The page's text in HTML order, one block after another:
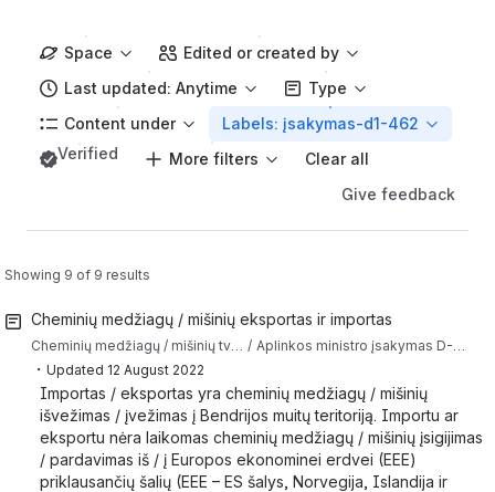
Space
Edited or created by
Last updated: Anytime
Type
Content under
Labels: įsakymas-d1-462
Verified
More filters
Clear all
Give feedback
Showing 9 of 9 results
Cheminių medžiagų / mišinių eksportas ir importas
Cheminių medžiagų / mišinių tvarkymo klausimai Aplinkos ministro įsakymas D-146 (Tvarkos aprašas) pagal kurį reikia teikti duomenis ir informaciją apie chemines medžiagas ir cheminius mišinius į IS AIVIKS
・ Updated 12 August 2022
Importas / eksportas yra cheminių medžiagų / mišinių
išvežimas / įvežimas į Bendrijos muitų teritoriją. Importu ar
eksportu nėra laikomas cheminių medžiagų / mišinių įsigijimas
/ pardavimas iš / į Europos ekonominei erdvei (EEE)
priklausančių šalių (EEE – ES šalys, Norvegija, Islandija ir